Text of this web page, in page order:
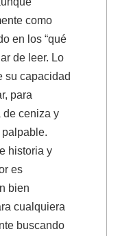
como
en los “qué
de leer. Lo
su capacidad
para
de ceniza y
historia y
es
bien
cualquiera
buscando